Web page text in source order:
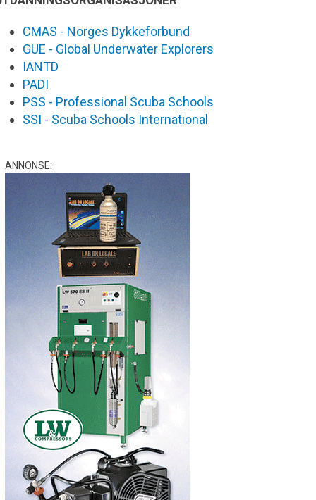
CMAS - Norges Dykkeforbund
GUE - Global Underwater Explorers
IANTD
PADI
PSS - Professional Scuba Schools
SSI - Scuba Schools International
ANNONSE: